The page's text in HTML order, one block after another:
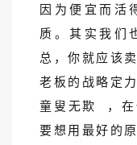
因为便宜而活
质。其实我们
总，你就应该
老板的战略定
童叟无欺
，
要想用最好的